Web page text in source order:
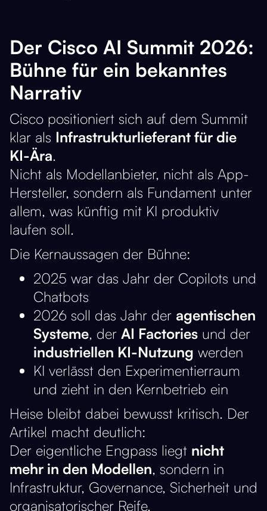
Der Cisco AI Summit 2026:
Bühne für ein bekanntes
Narrativ
Cisco positioniert sich auf dem Summit
klar als Infrastrukturlieferant für die
KI-Ära.
Nicht als Modellanbieter, nicht als App-
Hersteller, sondern als Fundament unter
allem, was künftig mit KI produktiv
laufen soll.
Die Kernaussagen der Bühne:
2025 war das Jahr der Copilots und
Chatbots
2026 soll das Jahr der agentischen
Systeme, der AI Factories und der
industriellen KI-Nutzung werden
KI verlässt den Experimentierraum
und zieht in den Kernbetrieb ein
Heise bleibt dabei bewusst kritisch. Der
Artikel macht deutlich:
Der eigentliche Engpass liegt nicht
mehr in den Modellen, sondern in
Infrastruktur, Governance, Sicherheit und
organisatorischer Reife.